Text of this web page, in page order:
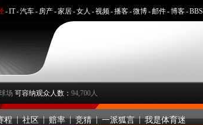
-IT-汽车- 房产-家居-女人 -视频-播客-微博-邮件-博客-BBS
场 可容纳观众人数： 94,700人
程 | 社区 | 赔率 | 竞猜 | 一派狐言 | 我是体育迷